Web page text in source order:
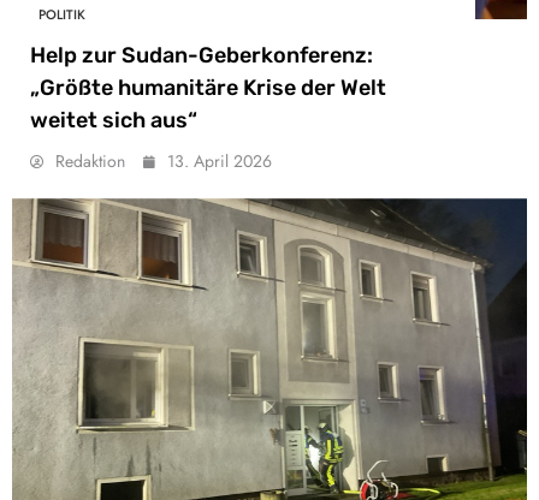
POLITIK
Help zur Sudan-Geberkonferenz:
„Größte humanitäre Krise der Welt
weitet sich aus“
Redaktion 13. April 2026